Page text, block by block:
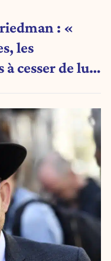
: «
les
cesser de lui